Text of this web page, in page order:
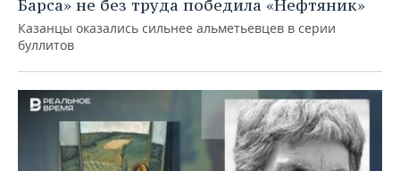
Барса» не без труда победила «Нефтяник»
Казанцы оказались сильнее альметьевцев в серии
буллитов